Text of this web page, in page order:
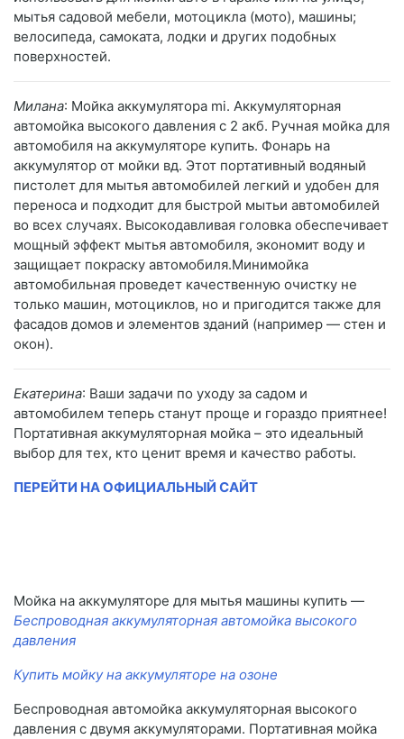
мытья садовой мебели, мотоцикла (мото), машины;
велосипеда, самоката, лодки и других подобных
поверхностей.
Милана: Мойка аккумулятора mi. Аккумуляторная
автомойка высокого давления с 2 акб. Ручная мойка для
автомобиля на аккумуляторе купить. Фонарь на
аккумулятор от мойки вд. Этот портативный водяный
пистолет для мытья автомобилей легкий и удобен для
переноса и подходит для быстрой мытьи автомобилей
во всех случаях. Высокодавливая головка обеспечивает
мощный эффект мытья автомобиля, экономит воду и
защищает покраску автомобиля.Минимойка
автомобильная проведет качественную очистку не
только машин, мотоциклов, но и пригодится также для
фасадов домов и элементов зданий (например — стен и
окон).
Екатерина: Ваши задачи по уходу за садом и
автомобилем теперь станут проще и гораздо приятнее!
Портативная аккумуляторная мойка – это идеальный
выбор для тех, кто ценит время и качество работы.
ПЕРЕЙТИ НА ОФИЦИАЛЬНЫЙ САЙТ
Мойка на аккумуляторе для мытья машины купить —
Беспроводная аккумуляторная автомойка высокого
давления
Купить мойку на аккумуляторе на озоне
Беспроводная автомойка аккумуляторная высокого
давления с двумя аккумуляторами. Портативная мойка